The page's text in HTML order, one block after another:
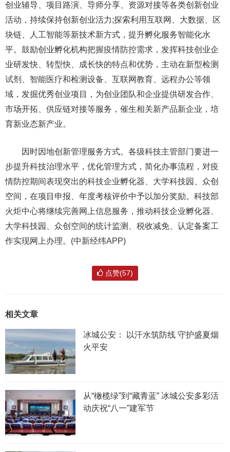
创业辅导、项目路演、导师分享、资源对接等各类创新创业
活动，持续保持创新创业活力;探索利用互联网、大数据、区
块链、人工智能等新技术新方式，提升孵化服务智能化水
平。鼓励创业孵化机构把握疫情防控需求，发挥科技创业企
业研发快、转型快、成长快的特点和优势，主动在新型检测
试剂、智能医疗和检测设备、互联网教育、远程办公等领
域，发掘优秀创业项目，为创业团队和企业提供研发合作、
市场开拓、供应链对接等服务，催生相关新产品新企业，培
育新业态新产业。
因时因地创新管理服务方式。各级科技主管部门要进一
步提升科技治理水平，优化管理方式，简化办事流程，对疫
情防控期间表现突出的科技企业孵化器、大学科技园、众创
空间，在项目申报、年度考核评价中予以加分奖励。科技部
火炬中心将继续完善网上信息服务，推动科技企业孵化器、
大学科技园、众创空间的统计监测、税收减免、认定备案工
作实现网上办理。(中新经纬APP)
点赞(57)
相关文章
冰城公安： 以汗水筑防线 守护盛夏烟
火平安
从“橄榄绿”到“藏青蓝” 冰城公安多彩活
动庆祝“八一”建军节